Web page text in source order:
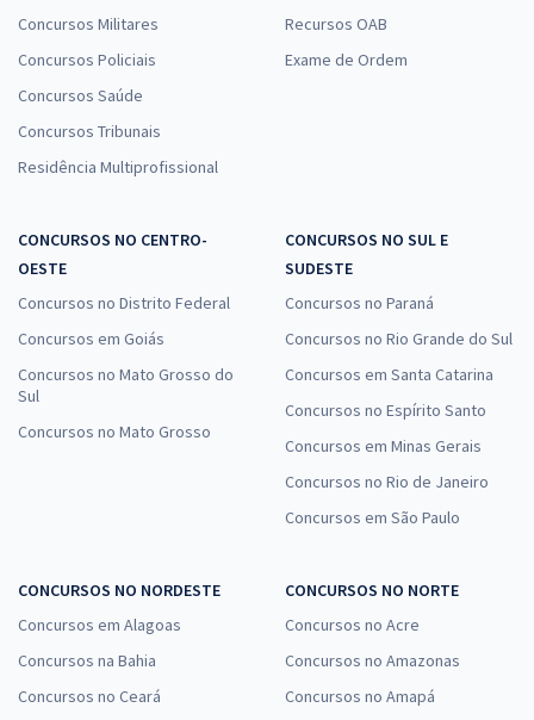
Concursos Militares
Concursos Policiais
Concursos Saúde
Concursos Tribunais
Residência Multiprofissional
Recursos OAB
Exame de Ordem
CONCURSOS NO CENTRO-
OESTE
Concursos no Distrito Federal
Concursos em Goiás
Concursos no Mato Grosso do
Sul
Concursos no Mato Grosso
CONCURSOS NO SUL E
SUDESTE
Concursos no Paraná
Concursos no Rio Grande do Sul
Concursos em Santa Catarina
Concursos no Espírito Santo
Concursos em Minas Gerais
Concursos no Rio de Janeiro
Concursos em São Paulo
CONCURSOS NO NORDESTE
Concursos em Alagoas
Concursos na Bahia
Concursos no Ceará
CONCURSOS NO NORTE
Concursos no Acre
Concursos no Amazonas
Concursos no Amapá